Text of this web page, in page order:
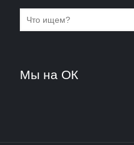
Мы на ОК